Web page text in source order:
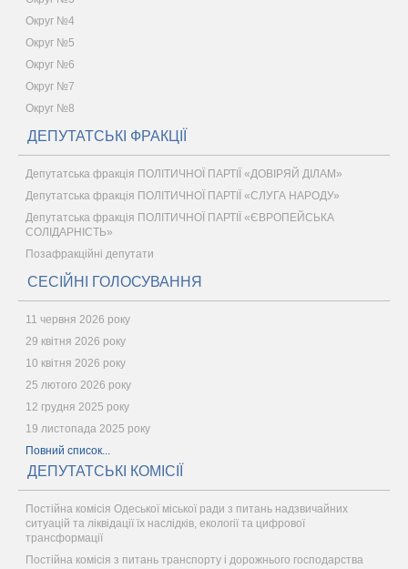
Округ №4
Округ №5
Округ №6
Округ №7
Округ №8
ДЕПУТАТСЬКІ ФРАКЦІЇ
Депутатська фракція ПОЛІТИЧНОЇ ПАРТІЇ «ДОВІРЯЙ ДІЛАМ»
Депутатська фракція ПОЛІТИЧНОЇ ПАРТІЇ «СЛУГА НАРОДУ»
Депутатська фракція ПОЛІТИЧНОЇ ПАРТІЇ «ЄВРОПЕЙСЬКА
СОЛІДАРНІСТЬ»
Позафракційні депутати
СЕСІЙНІ ГОЛОСУВАННЯ
11 червня 2026 року
29 квітня 2026 року
10 квітня 2026 року
25 лютого 2026 року
12 грудня 2025 року
19 листопада 2025 року
Повний список...
ДЕПУТАТСЬКІ КОМІСІЇ
Постійна комісія Одеської міської ради з питань надзвичайних
ситуацій та ліквідації їх наслідків, екології та цифрової
трансформації
Постійна комісія з питань транспорту і дорожнього господарства